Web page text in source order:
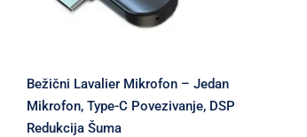
Bežični Lavalier Mikrofon – Jedan
Mikrofon, Type-C Povezivanje, DSP
Redukcija Šuma